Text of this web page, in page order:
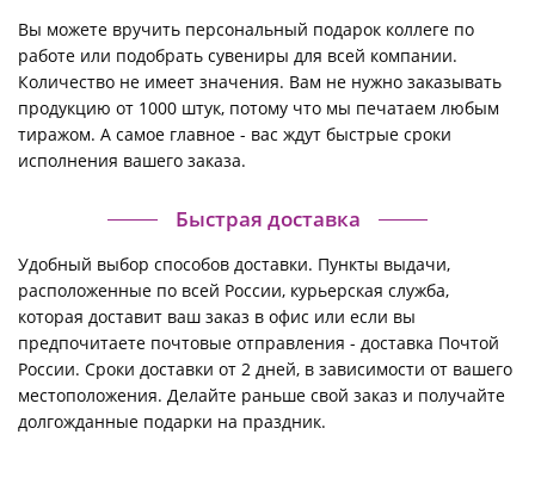
Вы можете вручить персональный подарок коллеге по
работе или подобрать сувениры для всей компании.
Количество не имеет значения. Вам не нужно заказывать
продукцию от 1000 штук, потому что мы печатаем любым
тиражом. А самое главное - вас ждут быстрые сроки
исполнения вашего заказа.
Быстрая доставка
Удобный выбор способов доставки. Пункты выдачи,
расположенные по всей России, курьерская служба,
которая доставит ваш заказ в офис или если вы
предпочитаете почтовые отправления - доставка Почтой
России. Сроки доставки от 2 дней, в зависимости от вашего
местоположения. Делайте раньше свой заказ и получайте
долгожданные подарки на праздник.